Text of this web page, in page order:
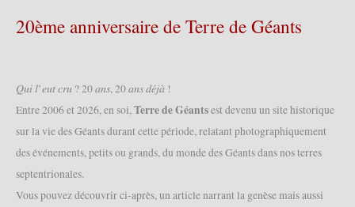
–
Exposition
pluie
vient
beau
temps »
2019
(31/08/2019)
20ème anniversaire de Terre de Géants
𝑄𝑢𝑖 𝑙’𝑒𝑢𝑡 𝑐𝑟𝑢 ? 20 𝑎𝑛𝑠, 20 𝑎𝑛𝑠 𝑑𝑒́𝑗𝑎̀ !
Entre 2006 et 2026, en soi,Terre de Géantsest devenu un site historique
sur la vie des Géants durant cette période, relatant photographiquement
des événements, petits ou grands, du monde des Géants dans nos terres
septentrionales.
Vous pouvez découvrir ci-après, un article narrant la genèse mais aussi